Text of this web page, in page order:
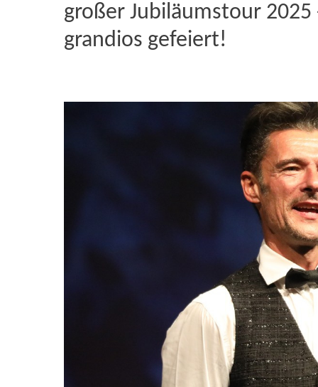
großer Jubiläumstour
grandios gefeiert!